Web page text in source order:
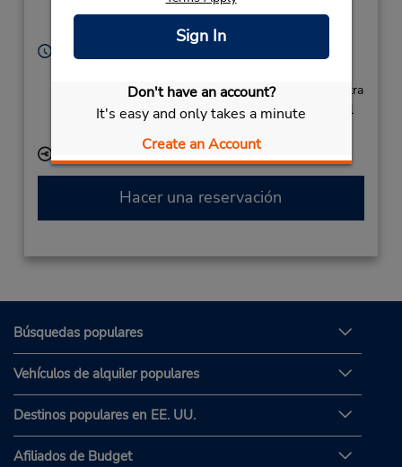
Sign In
Don't have an account?
It's easy and only takes a minute
Create an Account
Kavala, 64200,
Si llega en avión, el mostrador de alquiler se encuentra
dentro de la terminal con una caminata corta hasta el
Ubicación para depositar llaves
Hacer una reservación
Búsquedas populares
Vehículos de alquiler populares
Destinos populares en EE. UU.
Afiliados de Budget